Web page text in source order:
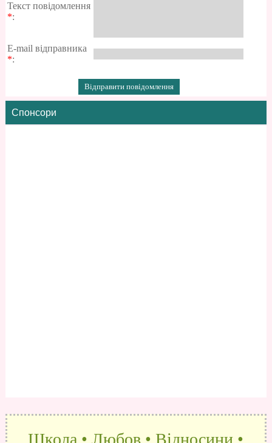
Текст повідомлення
*:
E-mail відправника
*:
Спонсори
Школа • Любов • Відносини •